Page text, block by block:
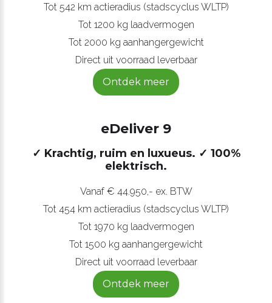
Tot 542 km actieradius (stadscyclus WLTP)
Tot 1200 kg laadvermogen
Tot 2000 kg aanhangergewicht
Direct uit voorraad leverbaar
Ontdek meer
eDeliver 9
✓ Krachtig, ruim en luxueus. ✓ 100%
elektrisch.
Vanaf € 44.950,- ex. BTW
Tot 454 km actieradius (stadscyclus WLTP)
Tot 1970 kg laadvermogen
Tot 1500 kg aanhangergewicht
Direct uit voorraad leverbaar
Ontdek meer